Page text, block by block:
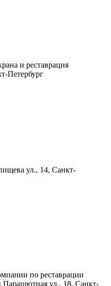
и реставрация
Петербург
ул., 14, Санкт-
по реставрации
Парашютная ул., 18, Санкт-